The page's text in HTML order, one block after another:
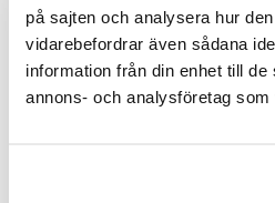
på sajten och analysera hur
vidarebefordrar även sådana
information från din enhet till
annons- och analysföretag som
Mellanplan. Obs,